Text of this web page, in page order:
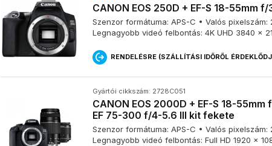
Az APS-C és a full frame fényképezőgépek közötti legfontosabb
Szenzor méret
vele, hogy 24x36mm-es szenzor. Ez a nagyobb méret több fényt
nagyobb dinamikatartomány és általában jobb képminőség
APS-C
: Az érzékelő kisebb, mint a full frame-é. Ezáltal
készíthetők, de a fényérzékenység és a zajszint általában
alkalmazhatod az 1,5-ös szorzót az objektív fizikai
CANON EOS 250D + EF-S 18-55mm
Szenzor formátuma: APS-C • Valós pixelszám:
Legnagyobb videó felbontás: 4K UHD 3840 x
RENDELÉSRE (SZÁLLÍTÁSI IDŐRŐL
Gyártói cikkszám: 2728C051
CANON EOS 2000D + EF-S 18-55mm
EF 75-300 f/4-5.6 III kit fekete
Szenzor formátuma: APS-C • Valós pixelszám:
Legnagyobb videó felbontás: Full HD 1920 x